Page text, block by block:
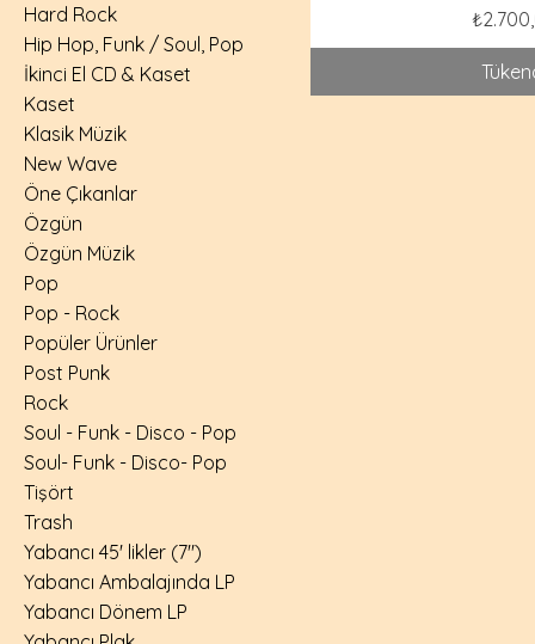
Hard Rock
Hip Hop, Funk / Soul, Pop
İkinci El CD & Kaset
Kaset
Klasik Müzik
New Wave
Öne Çıkanlar
Özgün
Özgün Müzik
Pop
Pop - Rock
Popüler Ürünler
Post Punk
Rock
Soul - Funk - Disco - Pop
Soul- Funk - Disco- Pop
Tişört
Trash
Yabancı 45' likler (7")
Yabancı Ambalajında LP
Yabancı Dönem LP
Fiyat